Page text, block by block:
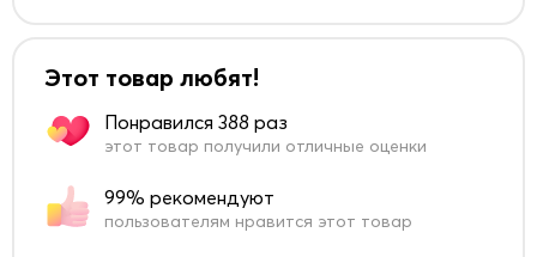
Этот товар любят!
Понравился 388 раз
этот товар получили отличные оценки
99% рекомендуют
пользователям нравится этот товар